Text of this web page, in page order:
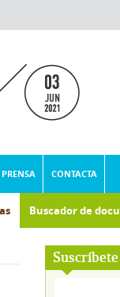
PRENSA CONTACTA
Buscador de